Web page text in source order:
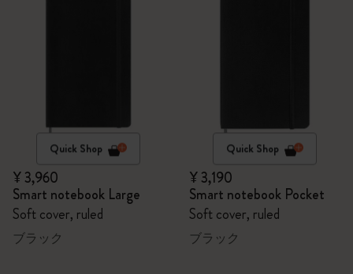
Quick Shop
¥ 3,960
Smart notebook Large
Soft cover, ruled
ブラック
Quick Shop
¥ 3,190
Smart notebook Pocket
Soft cover, ruled
ブラック